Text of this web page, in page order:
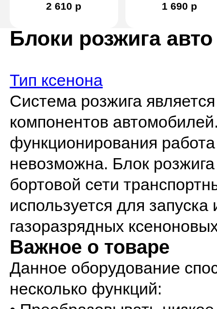
2 610 р 1 690 р
Блоки розжига авто
Тип ксенона
Система розжига
компонентов
функционирования
невозможна. Блок
бортовой сети
используется для
газоразрядных
Важное о товаре
Данное оборудование
несколько функций: